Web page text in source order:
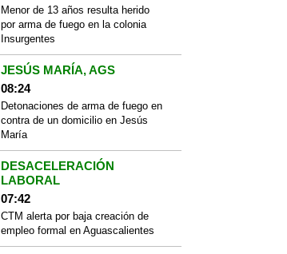
Menor de 13 años resulta herido
por arma de fuego en la colonia
Insurgentes
JESÚS MARÍA, AGS
08:24
Detonaciones de arma de fuego en
contra de un domicilio en Jesús
María
DESACELERACIÓN
LABORAL
07:42
CTM alerta por baja creación de
empleo formal en Aguascalientes